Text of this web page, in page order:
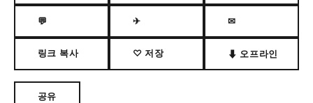
💬 ✈ ✉
링크 복사 ♡ 저장 ⬇ 오프라인
공유